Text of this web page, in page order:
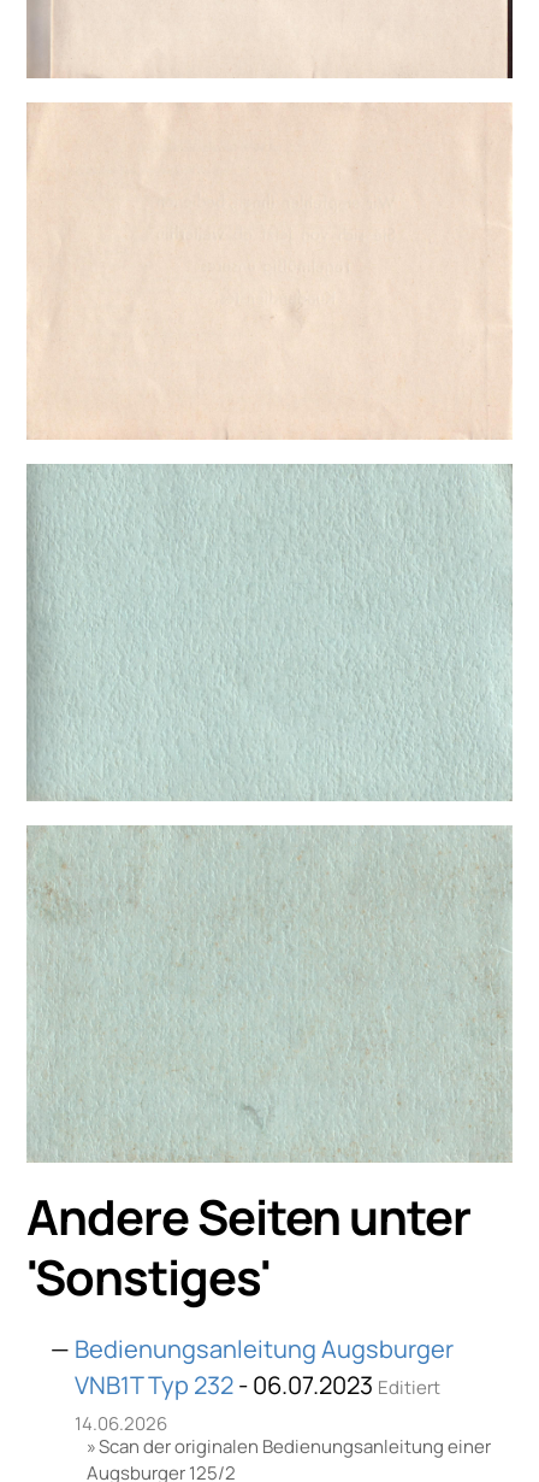
Andere Seiten unter
'Sonstiges'
Bedienungsanleitung Augsburger
VNB1T Typ 232- 06.07.2023 Editiert
14.06.2026
Scan der originalen Bedienungsanleitung einer
Augsburger 125/2